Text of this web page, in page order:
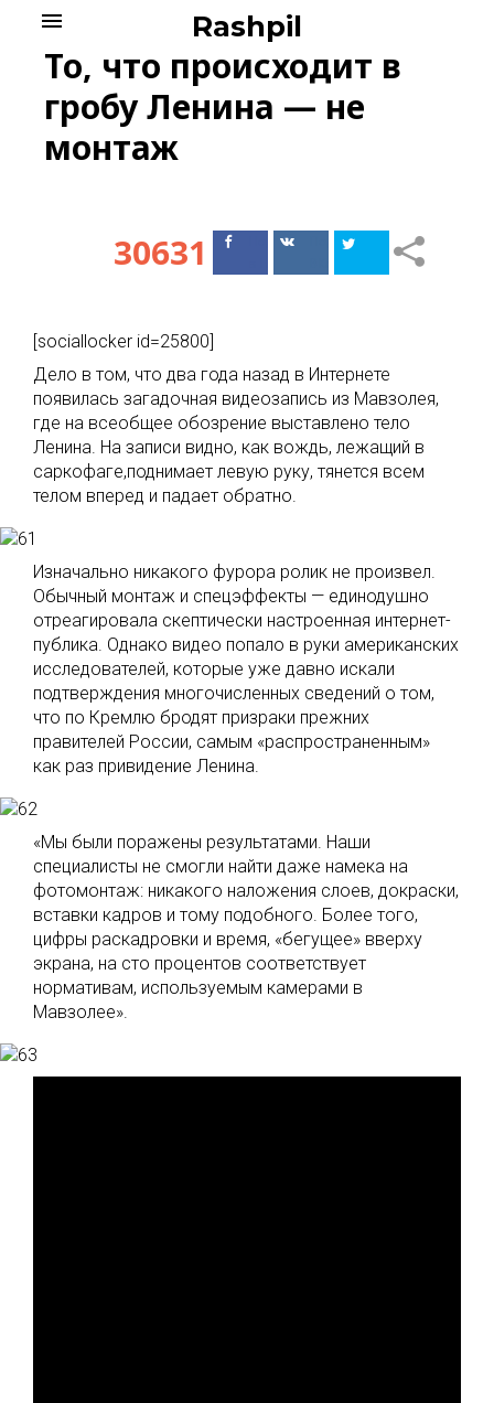
content
Rashpil
menu
То, что происходит в
гробу Ленина — не
монтаж
30631
ПоделитьсяПоделиться
[sociallocker id=25800]
Дело в том, что два года назад в Интернете
появилась загадочная видеозапись из Мавзолея,
где на всеобщее обозрение выставлено тело
Ленина. На записи видно, как вождь, лежащий в
саркофаге,поднимает левую руку, тянется всем
телом вперед и падает обратно.
Изначально никакого фурора ролик не произвел.
Обычный монтаж и спецэффекты — единодушно
отреагировала скептически настроенная интернет-
публика. Однако видео попало в руки американских
исследователей, которые уже давно искали
подтверждения многочисленных сведений о том,
что по Кремлю бродят призраки прежних
правителей России, самым «распространенным»
как раз привидение Ленина.
«Мы были поражены результатами. Наши
специалисты не смогли найти даже намека на
фотомонтаж: никакого наложения слоев, докраски,
вставки кадров и тому подобного. Более того,
цифры раскадровки и время, «бегущее» вверху
экрана, на сто процентов соответствует
нормативам, используемым камерами в
Мавзолее».